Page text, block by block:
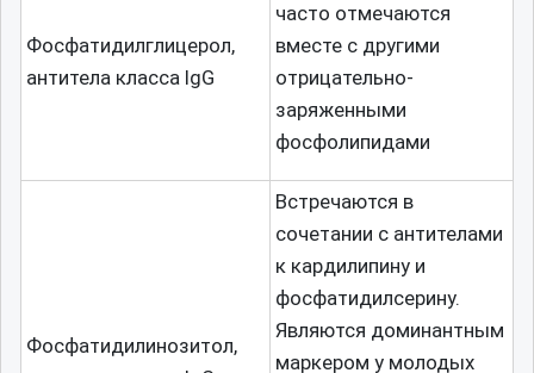
Фосфатидилглицерол,
антитела класса IgG
часто отмечаются
вместе с другими
отрицательно-
заряженными
фосфолипидами
Фосфатидилинозитол,
Встречаются в
сочетании с антителами
к кардилипину и
фосфатидилсерину.
Являются доминантным
маркером у молодых